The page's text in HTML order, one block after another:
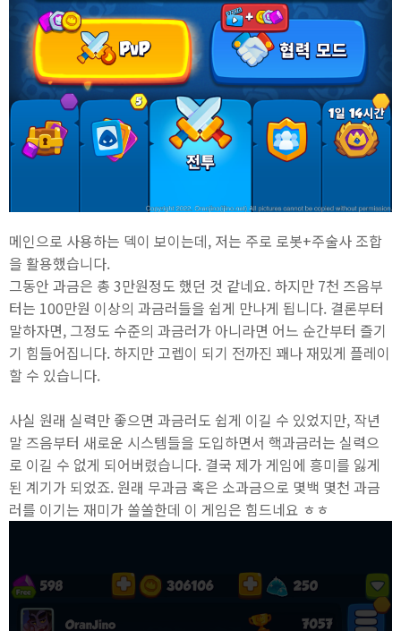
메인으로 사용하는 덱이 보이는데, 저는 주로 로봇+주술사 조합
을 활용했습니다.
그동안 과금은 총 3만원정도 했던 것 같네요. 하지만 7천 즈음부
터는 100만원 이상의 과금러들을 쉽게 만나게 됩니다. 결론부터
말하자면, 그정도 수준의 과금러가 아니라면 어느 순간부터 즐기
기 힘들어집니다. 하지만 고렙이 되기 전까진 꽤나 재밌게 플레이
할 수 있습니다.
사실 원래 실력만 좋으면 과금러도 쉽게 이길 수 있었지만, 작년
말 즈음부터 새로운 시스템들을 도입하면서 핵과금러는 실력으
로 이길 수 없게 되어버렸습니다. 결국 제가 게임에 흥미를 잃게
된 계기가 되었죠. 원래 무과금 혹은 소과금으로 몇백 몇천 과금
러를 이기는 재미가 쏠쏠한데 이 게임은 힘드네요 ㅎㅎ